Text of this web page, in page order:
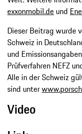
exxonmobil.de und
Dieser Beitrag wurde
Schweiz in
und
Prüfverfahren NEFZ
Alle in der Schweiz
sind unter
Video